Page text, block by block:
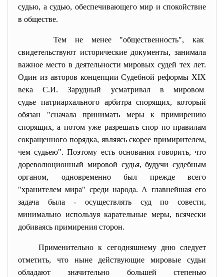
судью, а судью, обеспечивающего мир и спокойствие
в обществе.
Тем не менее "общественность", как
свидетельствуют исторические документы, занимала
важное место в деятельности мировых судей тех лет.
Один из авторов концепции Судебной реформы XIX
века С.И. Зарудный усматривал в мировом
судье патриархального арбитра спорящих, который
обязан "сначала принимать меры к примирению
спорящих, а потом уже разрешать спор по правилам
сокращенного порядка, являясь скорее примирителем,
чем судьею". Поэтому есть основания говорить, что
дореволюционный мировой судья, будучи судебным
органом, одновременно был прежде всего
"хранителем мира" среди народа. А главнейшая его
задача была - осуществлять суд по совести,
минимально используя карательные меры, всячески
добиваясь примирения сторон.
Применительно к сегодняшнему дню следует
отметить, что ныне действующие мировые судьи
обладают значительно большей степенью